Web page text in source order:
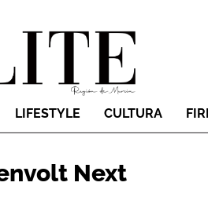
LIFESTYLE CULTURA
Next